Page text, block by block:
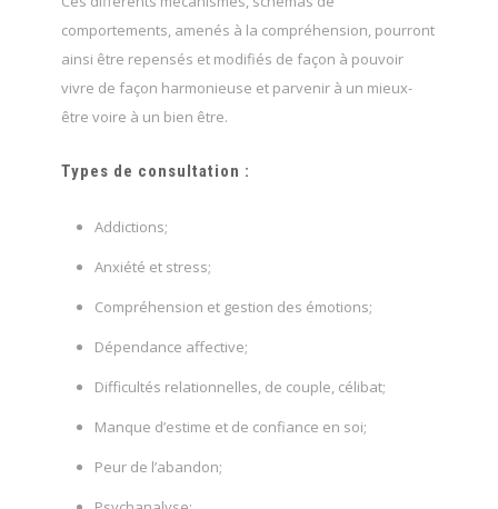
comportements, amenés à la compréhension, pourront
ainsi être repensés et modifiés de façon à pouvoir
vivre de façon harmonieuse et parvenir à un mieux-
être voire à un bien être.
Types de consultation :
Addictions;
Anxiété et stress;
Compréhension et gestion des émotions;
Dépendance affective;
Difficultés relationnelles, de couple, célibat;
Manque d’estime et de confiance en soi;
Peur de l’abandon;